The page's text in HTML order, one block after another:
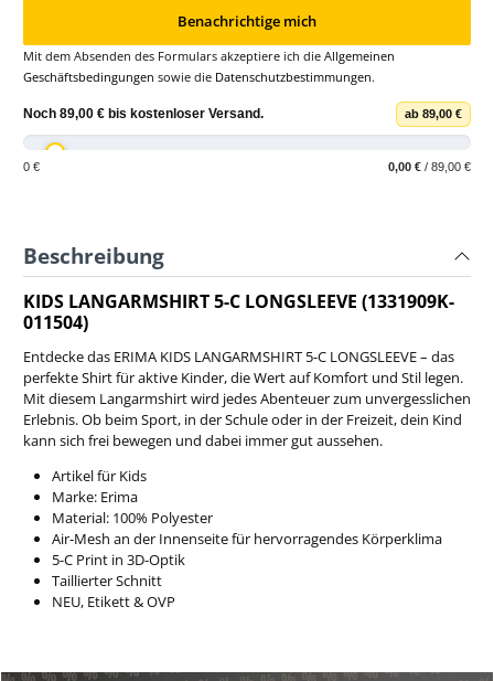
Benachrichtige mich
Mit dem Absenden des Formulars akzeptiere ich die Allgemeinen
Geschäftsbedingungen sowie die Datenschutzbestimmungen.
Noch 89,00 € bis kostenloser Versand. ab 89,00 €
0 € 0,00 € / 89,00 €
Beschreibung
KIDS LANGARMSHIRT 5-C LONGSLEEVE (1331909K-
011504)
Entdecke das ERIMA KIDS LANGARMSHIRT 5-C LONGSLEEVE – das
perfekte Shirt für aktive Kinder, die Wert auf Komfort und Stil legen.
Mit diesem Langarmshirt wird jedes Abenteuer zum unvergesslichen
Erlebnis. Ob beim Sport, in der Schule oder in der Freizeit, dein Kind
kann sich frei bewegen und dabei immer gut aussehen.
Artikel für Kids
Marke: Erima
Material: 100% Polyester
Air-Mesh an der Innenseite für hervorragendes Körperklima
5-C Print in 3D-Optik
Taillierter Schnitt
NEU, Etikett & OVP